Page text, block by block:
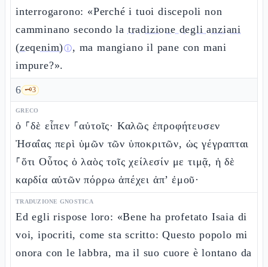
interrogarono: «Perché i tuoi discepoli non
camminano secondo la tradizione degli anziani
(zeqenim)ⓘ, ma mangiano il pane con mani
impure?».
6 🗝️3
GRECO
ὁ ⸀δὲ εἶπεν ⸀αὐτοῖς· Καλῶς ἐπροφήτευσεν
Ἠσαΐας περὶ ὑμῶν τῶν ὑποκριτῶν, ὡς γέγραπται
⸀ὅτι Οὗτος ὁ λαὸς τοῖς χείλεσίν με τιμᾷ, ἡ δὲ
καρδία αὐτῶν πόρρω ἀπέχει ἀπ’ ἐμοῦ·
TRADUZIONE GNOSTICA
Ed egli rispose loro: «Bene ha profetato Isaia di
voi, ipocriti, come sta scritto: Questo popolo mi
onora con le labbra, ma il suo cuore è lontano da